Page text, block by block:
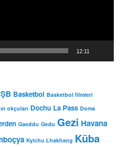
12:11
Basketbol Basketbol filmleri
okçuları Dochu La Pass Doma
Gaeddu Gedu Gezi Havana
Kyichu Lhakhang Küba